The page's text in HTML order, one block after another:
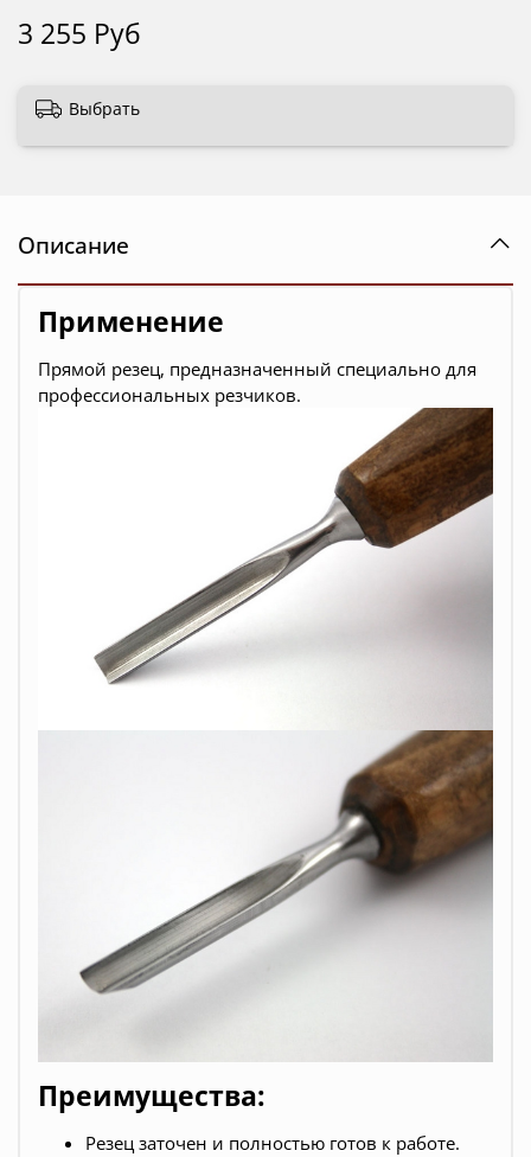
3 255 Руб
Выбрать
Описание
Применение
Прямой резец, предназначенный специально для
профессиональных резчиков.
Преимущества:
Резец заточен и полностью готов к работе.